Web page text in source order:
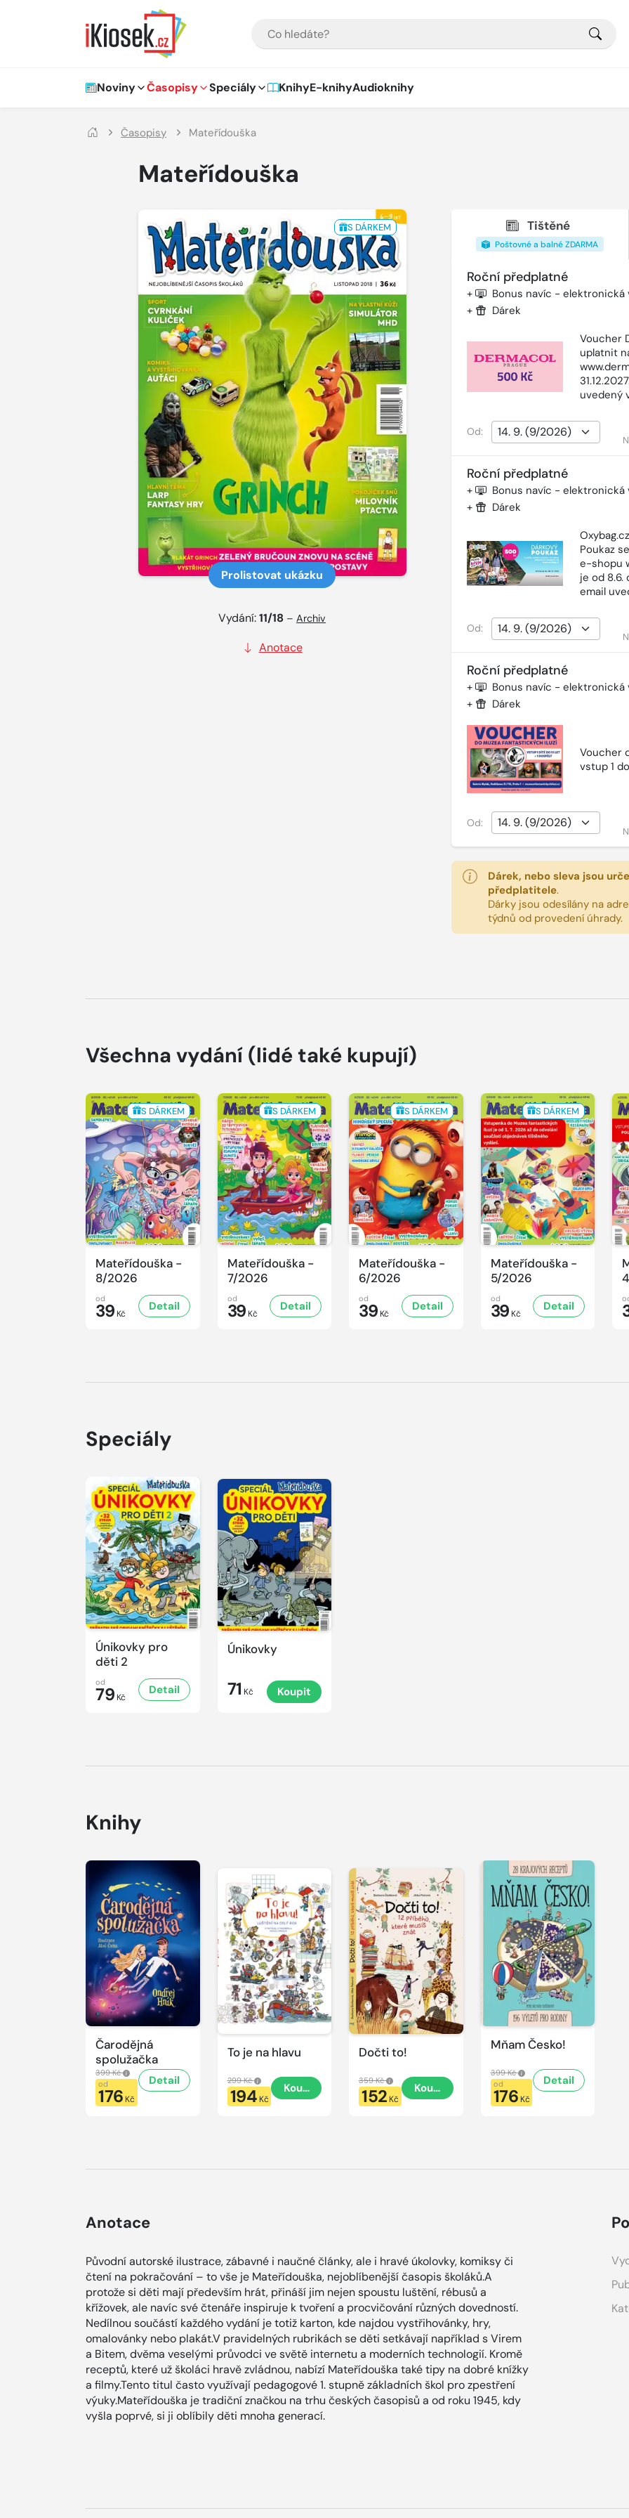
Hlavní navigace
Noviny Časopisy Speciály KnihyE-knihyAudioknihy
Časopisy Mateřídouška
Mateřídouška
S DÁRKEM
Prolistovat ukázku
Vydání:11/18 –Archiv
Anotace
Tištěné
Poštovné a balné ZDARMA
Roční předplatné
+
Bonus navíc - elektronická
+
Dárek
Voucher
uplatnit
uvedený
Od:
Roční předplatné
+
Bonus navíc - elektronická
+
Dárek
Poukaz
e-shopu
je od 8.6.
email
Od:
Roční předplatné
+
Bonus navíc - elektronická
+
Dárek
Voucher
vstup 1
Od:
Dárek, nebo sleva jsou
předplatitele.
Dárky jsou odesílány na
týdnů od provedení úhrady.
Všechna vydání (lidé také kupují)
S DÁRKEM
Mateřídouška -
8/2026
od
39 Kč
Detail
S DÁRKEM
Mateřídouška -
7/2026
od
39 Kč
Detail
S DÁRKEM
Mateřídouška -
6/2026
od
39 Kč
Detail
S DÁRKEM
Mateřídouška -
5/2026
od
39 Kč
Detail
Speciály
Únikovky pro
děti 2
od
79 Kč
Detail
Únikovky
71 Kč Koupit
Knihy
Čarodějná
spolužačka
399 Kč
od
176 Kč
Detail
To je na hlavu
299 Kč
194 Kč
Koupit
Dočti to!
359 Kč
152 Kč
Koupit
Mňam Česko!
399 Kč
od
176 Kč
Detail
Anotace
Původní autorské ilustrace, zábavné i naučné články, ale i hravé úkolovky, komiksy či
čtení na pokračování – to vše je Mateřídouška, nejoblíbenější časopis školáků.A
protože si děti mají především hrát, přináší jim nejen spoustu luštění, rébusů a
křížovek, ale navíc své čtenáře inspiruje k tvoření a procvičování různých dovedností.
Nedílnou součástí každého vydání je totiž karton, kde najdou vystřihovánky, hry,
omalovánky nebo plakát.V pravidelných rubrikách se děti setkávají například s Virem
a Bitem, dvěma veselými průvodci ve světě internetu a moderních technologií. Kromě
receptů, které už školáci hravě zvládnou, nabízí Mateřídouška také tipy na dobré knížky
a filmy.Tento titul často využívají pedagogové 1. stupně základních škol pro zpestření
výuky.Mateřídouška je tradiční značkou na trhu českých časopisů a od roku 1945, kdy
vyšla poprvé, si ji oblíbily děti mnoha generací.